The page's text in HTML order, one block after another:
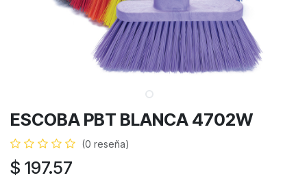
ESCOBA PBT BLANCA 4702W
(0 reseña)
$ 197.57